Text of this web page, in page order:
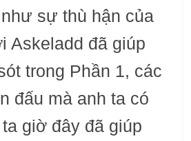
sự thù hận của
Askeladd đã giúp
trong Phần 1, các
đấu mà anh ta có
giờ đây đã giúp